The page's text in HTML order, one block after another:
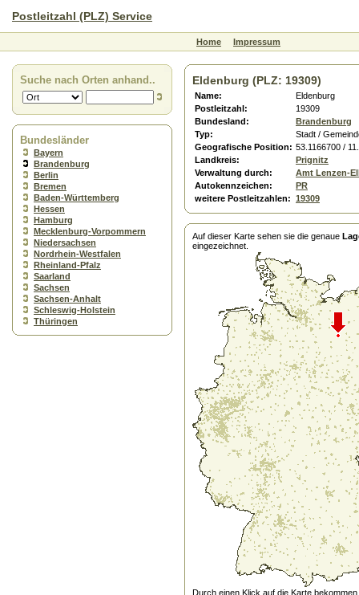
Postleitzahl (PLZ) Service
Home Impressum
Suche nach Orten anhand..
Bundesländer
Bayern
Brandenburg
Berlin
Bremen
Baden-Württemberg
Hessen
Hamburg
Mecklenburg-Vorpommern
Niedersachsen
Nordrhein-Westfalen
Rheinland-Pfalz
Saarland
Sachsen
Sachsen-Anhalt
Schleswig-Holstein
Thüringen
Eldenburg (PLZ: 19309)
Name:
Eldenburg
Postleitzahl:
19309
Bundesland:
Brandenburg
Typ:
Stadt /
Geografische Position: 53.1166700 /
Landkreis:
Prignitz
Verwaltung durch:
Amt Lenzen-
Autokennzeichen:
PR
weitere Postleitzahlen: 19309
Auf dieser Karte sehen sie die genaue
eingezeichnet.
Durch einen Klick auf die Karte